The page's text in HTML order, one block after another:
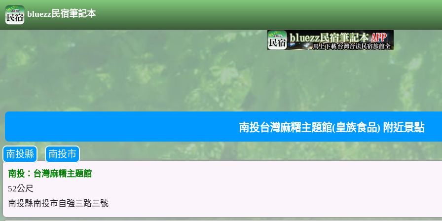
bluezz民宿筆記本
南投台灣麻糬主題館(皇族食品) 附近景點
南投縣 南投市
南投：台灣麻糬主題館
52公尺
南投縣南投市自強三路三號